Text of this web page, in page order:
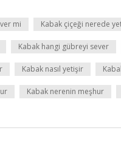
mi Kabak çiçeği nerede
Kabak hangi gübreyi sever
Kabak nasıl yetişir
Kabak nerenin meşhur